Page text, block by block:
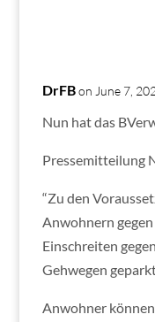
DrFB on June 7,
Nun hat das
Pressemitteilung
“Zu den
Anwohnern
Einschreiten
Gehwegen
Anwohner